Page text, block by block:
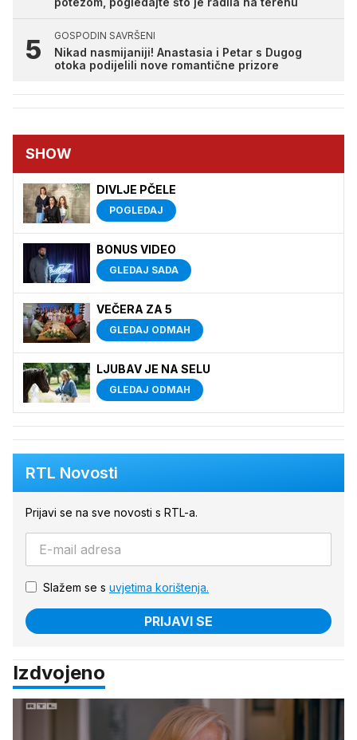
GOSPODIN SAVRŠENI
Nikad nasmijaniji! Anastasia i Petar s Dugog
otoka podijelili nove romantične prizore
SHOW
DIVLJE PČELE
POGLEDAJ
BONUS VIDEO
GLEDAJ SADA
VEČERA ZA 5
GLEDAJ ODMAH
LJUBAV JE NA SELU
GLEDAJ ODMAH
RTL Novosti
Prijavi se na sve novosti s RTL-a.
Slažem se s uvjetima korištenja.
PRIJAVI SE
Izdvojeno